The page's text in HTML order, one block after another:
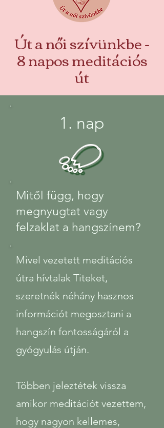
Út a női szívünkbe -
8 napos meditációs
út
1. nap
Mitől függ, hogy
megnyugtat vagy
felzaklat a hangszínem?
Mivel vezetett meditációs
útra hívtalak Titeket,
szeretnék néhány hasznos
információt megosztani a
hangszín fontosságáról a
gyógyulás útján.
Többen jeleztétek vissza
amikor meditációt vezettem,
hogy nagyon kellemes,